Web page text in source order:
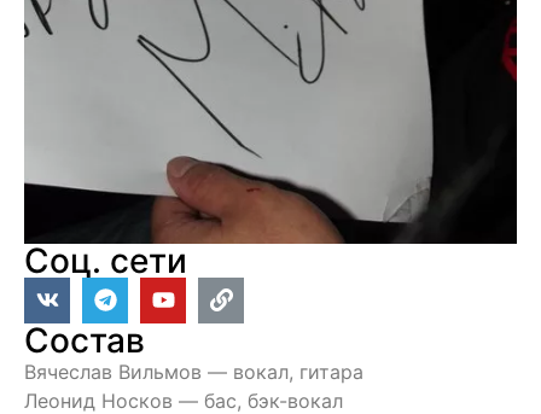
Соц. сети
Состав
Вячеслав Вильмов — вокал, гитара
Леонид Носков — бас, бэк-вокал